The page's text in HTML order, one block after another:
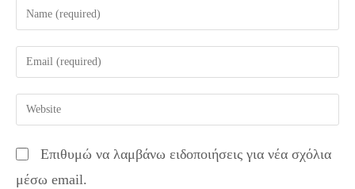
Enter
your
name
comment
Enter
your
email
address
comment
Enter
your
URL
(optional)
Επιθυμώ να λαμβάνω ειδοποιήσεις για νέα σχόλια
μέσω email.